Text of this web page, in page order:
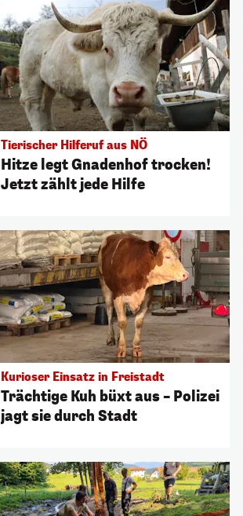
Tierischer Hilferuf aus NÖ
Hitze legt Gnadenhof trocken!
Jetzt zählt jede Hilfe
Kurioser Einsatz in Freistadt
Trächtige Kuh büxt aus – Polizei
jagt sie durch Stadt